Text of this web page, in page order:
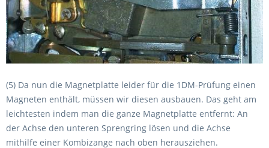
(5) Da nun die Magnetplatte leider für die 1DM-Prüfung einen
Magneten enthält, müssen wir diesen ausbauen. Das geht am
leichtesten indem man die ganze Magnetplatte entfernt: An
der Achse den unteren Sprengring lösen und die Achse
mithilfe einer Kombizange nach oben herausziehen.